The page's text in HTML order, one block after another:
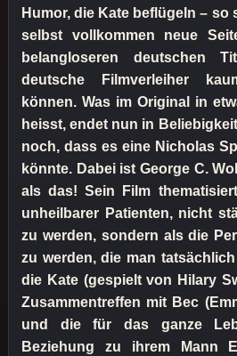
Humor, die Kate beflügeln – so
selbst vollkommen neue
belangloseren deutschen
deutsche Filmverleiher
können. Was im Original in
heisst, endet nun in
noch, dass es eine Nicholas
könnte. Dabei ist George C.
als das! Sein Film
unheilbarer Patienten, nicht
zu werden, sondern als die
zu werden, die man
die Kate (gespielt von Hilary
Zusammentreffen mit Bec
und die für das ganze
Beziehung zu ihrem Mann